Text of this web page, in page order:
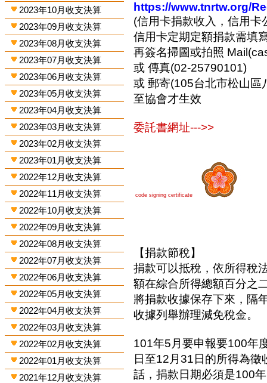
2023年10月收支決算
2023年09月收支決算
2023年08月收支決算
2023年07月收支決算
2023年06月收支決算
2023年05月收支決算
2023年04月收支決算
2023年03月收支決算
2023年02月收支決算
2023年01月收支決算
2022年12月收支決算
2022年11月收支決算
2022年10月收支決算
2022年09月收支決算
2022年08月收支決算
2022年07月收支決算
2022年06月收支決算
2022年05月收支決算
2022年04月收支決算
2022年03月收支決算
2022年02月收支決算
2022年01月收支決算
2021年12月收支決算
https://www.tnrtw.org/
(信用卡捐款收入，信用
信用卡定期定額捐款需填
再簽名掃圖或拍照
或 傳真(02-25790101)
或 郵寄(105台北市松山
至協會才生效
委託書網址--->>
code signing certificate
【捐款節稅】
捐款可以抵稅，依所得稅
額在綜合所得總額百分之
將捐款收據保存下來，隔
收據列舉辦理減免稅金。
101年5月要申報要100年
日至12月31日的所得為
話，捐款日期必須是100